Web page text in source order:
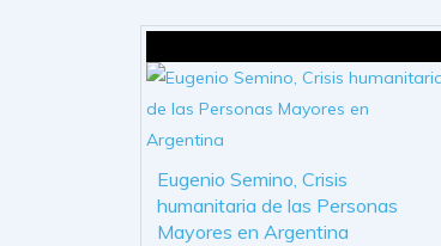
Eugenio Semino, Crisis
humanitaria de las Personas
Mayores en Argentina